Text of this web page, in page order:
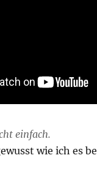
einfach.
wie ich es